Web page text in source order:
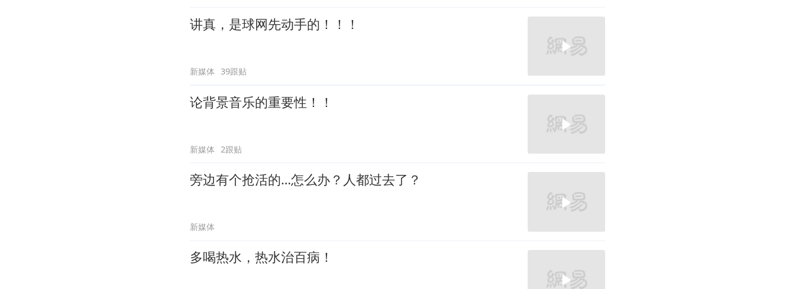
讲真，是球网先动手的！！！
新媒体 39跟贴
论背景音乐的重要性！！
新媒体 2跟贴
旁边有个抢活的…怎么办？人都过去了？
新媒体
多喝热水，热水治百病！